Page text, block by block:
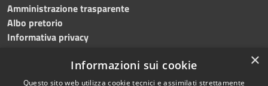
Amministrazione trasparente
Albo pretorio
Informativa privacy
Dichiarazione di accessibilità Meccanismo di feedback ×
Informazioni sui cookie
Questo sito web utilizza cookie tecnici e assimilati strettamente